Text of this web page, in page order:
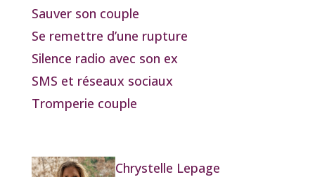
Sauver son couple
Se remettre d’une rupture
Silence radio avec son ex
SMS et réseaux sociaux
Tromperie couple
Chrystelle Lepage